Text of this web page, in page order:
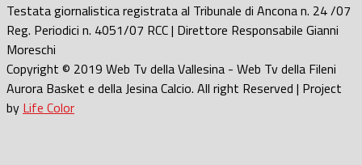
Testata giornalistica registrata al Tribunale di Ancona n. 24 /07
Reg. Periodici n. 4051/07 RCC | Direttore Responsabile Gianni
Moreschi
Copyright © 2019 Web Tv della Vallesina - Web Tv della Fileni
Aurora Basket e della Jesina Calcio. All right Reserved | Project
by Life Color